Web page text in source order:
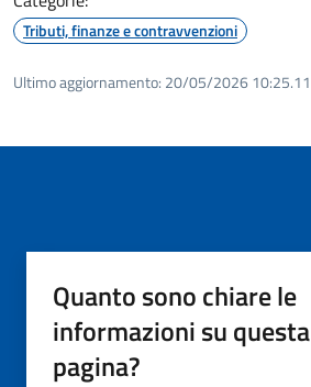
Tributi, finanze e contravvenzioni
Ultimo aggiornamento: 20/05/2026 10:25.11
Quanto sono chiare le
informazioni su questa
pagina?